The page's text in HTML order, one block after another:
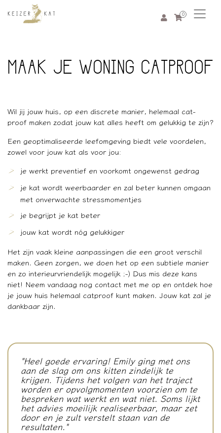
0
MAAK JE WONING CATPROOF
Wil jij jouw huis, op een discrete manier, helemaal cat-
proof maken zodat jouw kat alles heeft om gelukkig te zijn?
Een geoptimaliseerde leefomgeving biedt vele voordelen,
zowel voor jouw kat als voor jou:
je werkt preventief en voorkomt ongewenst gedrag
je kat wordt weerbaarder en zal beter kunnen omgaan
met onverwachte stressmomentjes
je begrijpt je kat beter
jouw kat wordt nóg gelukkiger
Het zijn vaak kleine aanpassingen die een groot verschil
maken. Geen zorgen, we doen het op een subtiele manier
en zo interieurvriendelijk mogelijk ;-) Dus mis deze kans
niet! Neem vandaag nog contact met me op en ontdek hoe
je jouw huis helemaal catproof kunt maken. Jouw kat zal je
dankbaar zijn.
"Heel goede ervaring! Emily ging met ons
aan de slag om ons kitten zindelijk te
krijgen. Tijdens het volgen van het traject
worden er opvolgmomenten voorzien om te
bespreken wat werkt en wat niet. Soms lijkt
het advies moeilijk realiseerbaar, maar zet
door en je zult verstelt staan van de
resultaten."